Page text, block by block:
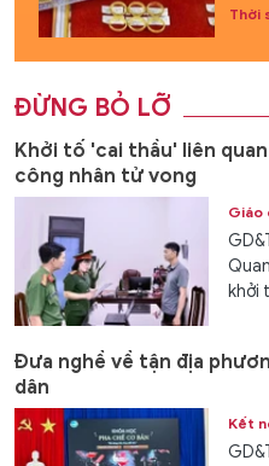
Thời
ĐỪNG BỎ LỠ
Khởi tố 'cai thầu' liên
công nhân tử vong
Giáo
khởi
Đưa nghề về tận địa
dân
Kết